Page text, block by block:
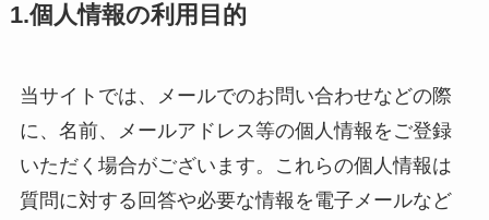
1.個人情報の利用目的
当サイトでは、メールでのお問い合わせなどの際
に、名前、メールアドレス等の個人情報をご登録
いただく場合がございます。これらの個人情報は
質問に対する回答や必要な情報を電子メールなど